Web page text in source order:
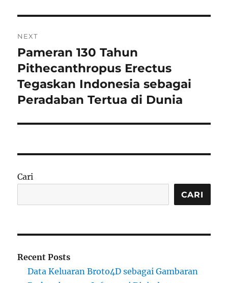
NEXT
Next
post:
Pameran 130 Tahun
Pithecanthropus Erectus
Tegaskan Indonesia sebagai
Peradaban Tertua di Dunia
Cari
CARI
Recent Posts
Data Keluaran Broto4D sebagai Gambaran